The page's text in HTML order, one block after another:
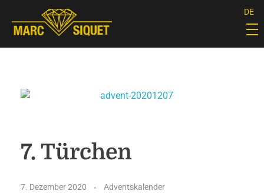
Marc Siquet - Goldschmied
DE
7. Türchen
7. Dezember 2020 Adventskalender